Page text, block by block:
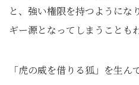
と、強い権限を持つようにな
ギー源となってしまうことも
「虎の威を借りる狐」を生ん